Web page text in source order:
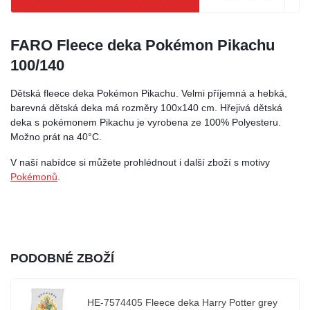
FARO Fleece deka Pokémon Pikachu
100/140
Dětská fleece deka Pokémon Pikachu. Velmi příjemná a hebká,
barevná dětská deka má rozměry 100x140 cm. Hřejivá dětská
deka s pokémonem Pikachu je vyrobena ze 100% Polyesteru.
Možno prát na 40°C.
V naší nabídce si můžete prohlédnout i další zboží s motivy
Pokémonů
PODOBNÉ ZBOŽÍ
HE-7574405 Fleece deka Harry Potter grey